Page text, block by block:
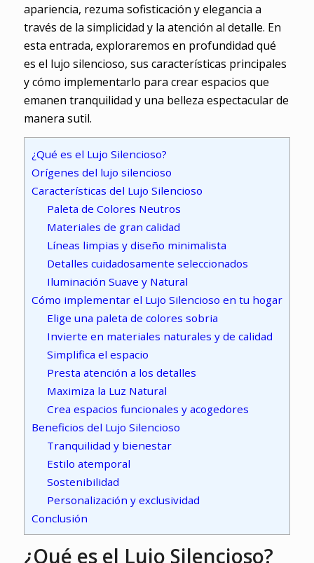
apariencia, rezuma sofisticación y elegancia a
través de la simplicidad y la atención al detalle. En
esta entrada, exploraremos en profundidad qué
es el lujo silencioso, sus características principales
y cómo implementarlo para crear espacios que
emanen tranquilidad y una belleza espectacular de
manera sutil.
¿Qué es el Lujo Silencioso?
Orígenes del lujo silencioso
Características del Lujo Silencioso
Paleta de Colores Neutros
Materiales de gran calidad
Líneas limpias y diseño minimalista
Detalles cuidadosamente seleccionados
Iluminación Suave y Natural
Cómo implementar el Lujo Silencioso en tu hogar
Elige una paleta de colores sobria
Invierte en materiales naturales y de calidad
Simplifica el espacio
Presta atención a los detalles
Maximiza la Luz Natural
Crea espacios funcionales y acogedores
Beneficios del Lujo Silencioso
Tranquilidad y bienestar
Estilo atemporal
Sostenibilidad
Personalización y exclusividad
Conclusión
¿Qué es el Lujo Silencioso?